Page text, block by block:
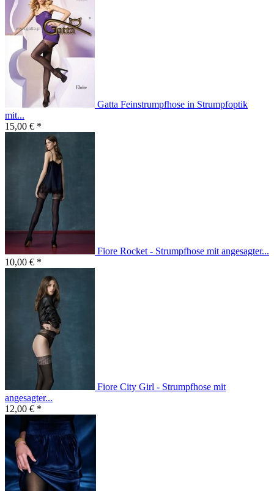
Gatta Feinstrumpfhose in Strumpfoptik
mit...
15,00 € *
Fiore Rocket - Strumpfhose mit angesagter...
10,00 € *
Fiore City Girl - Strumpfhose mit
angesagter...
12,00 € *